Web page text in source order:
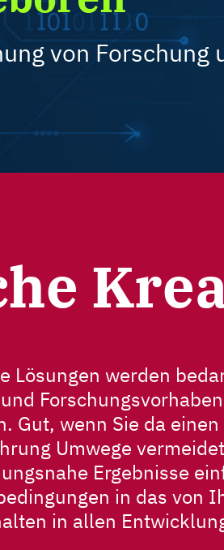
von
Lösungen werden
Gut, wenn Sie da
Umwege
Ergebnisse
in das von
in allen